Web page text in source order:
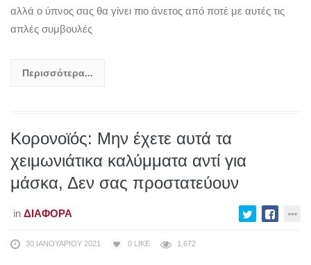
αλλά ο ύπνος σας θα γίνει πιο άνετος από ποτέ με αυτές τις
απλές συμβουλές
Περισσότερα...
Κορονοϊός: Μην έχετε αυτά τα
χειμωνιάτικα καλύμματα αντί για
μάσκα, Δεν σας προστατεύουν
in ΔΙΆΦΟΡΑ
30 ΙΑΝΟΥΑΡΊΟΥ 2021 0 LIKE 1,672